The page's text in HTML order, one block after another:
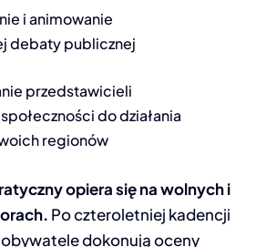
i animowanie
debaty publicznej
przedstawicieli
do działania
regionów
opiera się na wolnych i
Po czteroletniej kadencji
dokonują oceny